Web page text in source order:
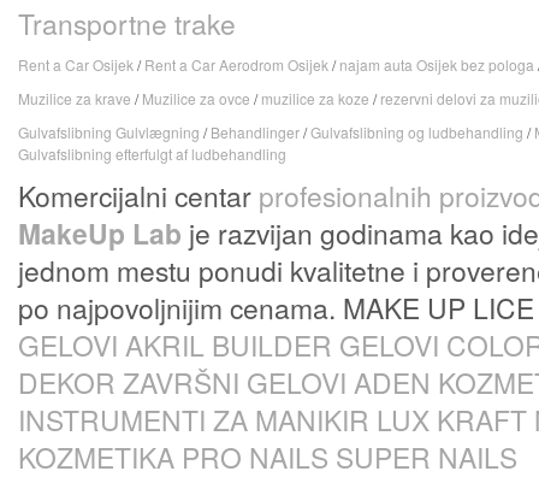
Transportne trake
Rent a Car Osijek /Rent a Car Aerodrom Osijek /najam auta Osijek bez pologa
Muzilice za krave /Muzilice za ovce /muzilice za koze /rezervni delovi za
Gulvafslibning Gulvlægning /Behandlinger/Gulvafslibning og ludbehandling /
Gulvafslibning efterfulgt af ludbehandling
Komercijalni centar profesionalnih
MakeUp Lab je razvijan godinama kao
jednom mestu ponudi kvalitetne i
po najpovoljnijim cenama. MAKE UP
GELOVI AKRIL BUILDER GELOVI
DEKOR ZAVRŠNI GELOVI ADEN
INSTRUMENTI ZA MANIKIR LUX KRAFT
KOZMETIKA PRO NAILS SUPER NAILS